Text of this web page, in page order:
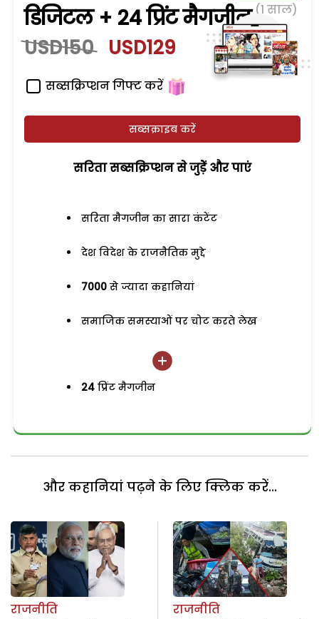
डिजिटल + 24 प्रिंट मैगजीन (1 साल)
USD150 USD129
सब्सक्रिप्शन गिफ्ट करें
सब्सक्राइब करें
सरिता सब्सक्रिप्शन से जुड़ेें और पाएं
सरिता मैगजीन का सारा कंटेंट
देश विदेश के राजनैतिक मुद्दे
7000 से ज्यादा कहानियां
समाजिक समस्याओं पर चोट करते लेख
24 प्रिंट मैगजीन
और कहानियां पढ़ने के लिए क्लिक करें...
राजनीति
राजनीति